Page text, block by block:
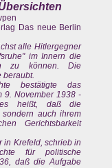
Das neue Berlin
alle Hitlergegner
im Innern die
zu können. Die
beraubt.
bestätigte das
9. November 1938 -
heißt, daß die
auch ihrem
Gerichtsbarkeit
in Krefeld, schrieb in
für politische
daß die Aufgabe